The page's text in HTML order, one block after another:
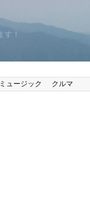
！
ミュージック クルマ